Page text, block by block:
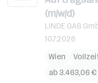
(m/w/d)
LINDE GAS
10.7.2026
Wien
ab 3.463,06